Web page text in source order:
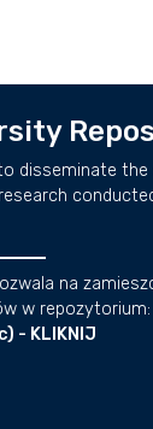
disseminate
na
w repozytorium:
- KLIKNIJ